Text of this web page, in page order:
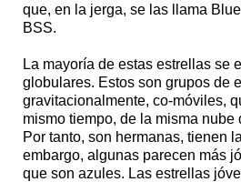
que, en la jerga, se las llama
BSS.
La mayoría de estas estrellas se
globulares. Estos son grupos de
gravitacionalmente, co-móviles,
mismo tiempo, de la misma nube
Por tanto, son hermanas, tienen
embargo, algunas parecen más
que son azules. Las estrellas